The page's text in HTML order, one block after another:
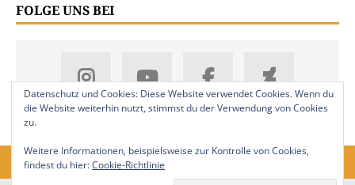
FOLGE UNS BEI
Datenschutz und Cookies: Diese Website verwendet Cookies. Wenn du
die Website weiterhin nutzt, stimmst du der Verwendung von Cookies
zu.
Weitere Informationen, beispielsweise zur Kontrolle von Cookies,
findest du hier:Cookie-Richtlinie